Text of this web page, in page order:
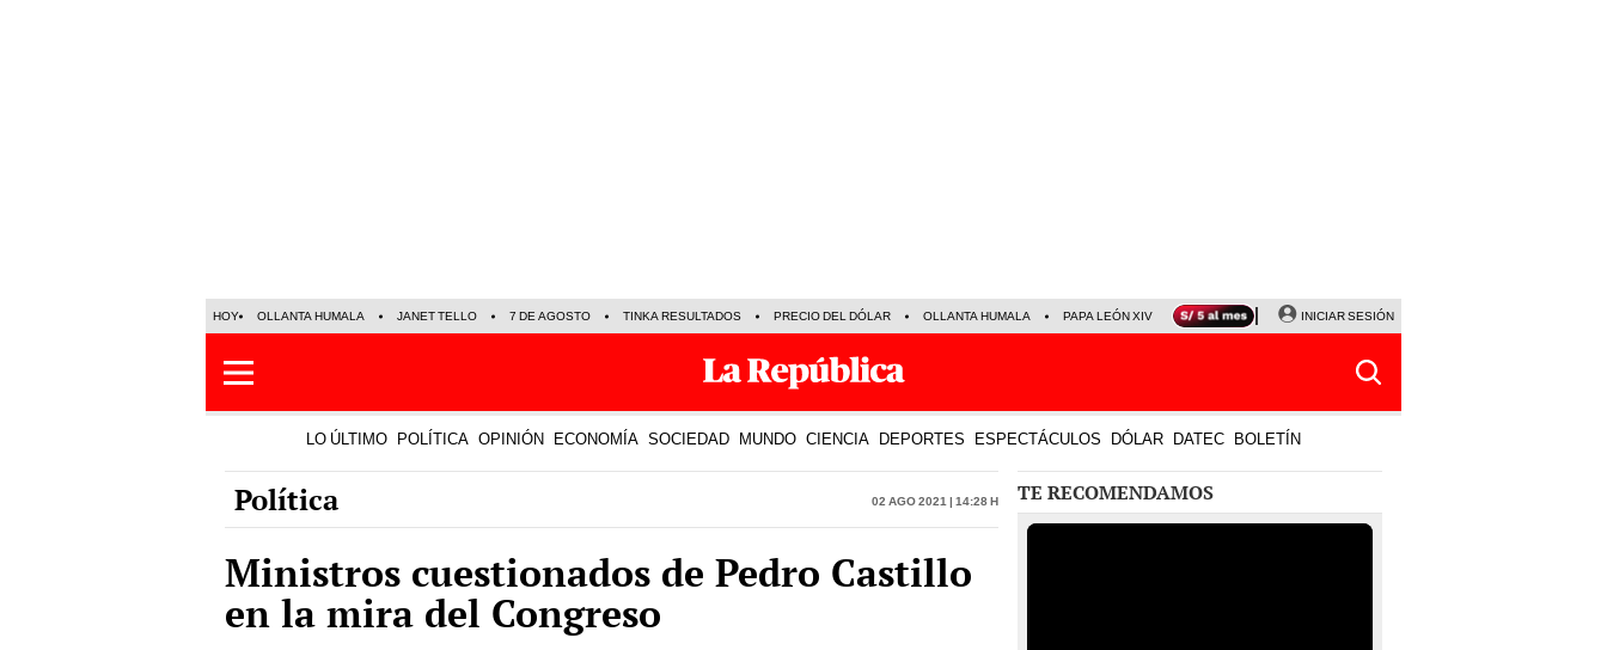
HOY OLLANTA HUMALA JANET TELLO 7 DE AGOSTO TINKA RESULTADOS PRECIO DEL DÓLAR OLLANTA HUMALA PAPA LEÓN XIV NALDY SALDAÑA LA BELLA LUZ
INICIAR SESIÓN
LO ÚLTIMO POLÍTICA OPINIÓN ECONOMÍA SOCIEDAD MUNDO CIENCIA DEPORTES ESPECTÁCULOS DÓLAR DATEC BOLETÍN
Política 02 Ago 2021 | 14:28 h
Ministros cuestionados de Pedro Castillo
en la mira del Congreso
TE RECOMENDAMOS